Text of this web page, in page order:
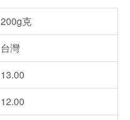
200g克
台灣
13.00
12.00